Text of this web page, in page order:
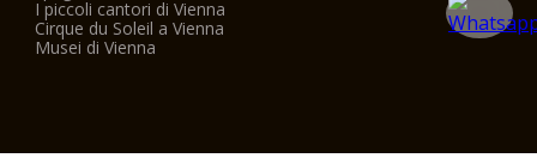
I piccoli cantori di Vienna
Cirque du Soleil a Vienna
Musei di Vienna